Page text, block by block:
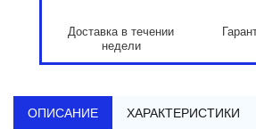
Доставка в течении
недели
ОПИСАНИЕ ХАРАКТЕРИСТИКИ